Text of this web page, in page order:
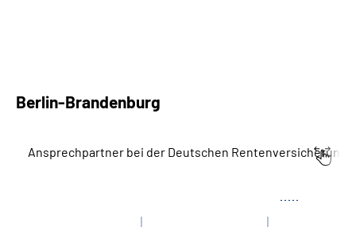
Berlin-Brandenburg
Ansprechpartner bei der Deutschen Rentenversicherung